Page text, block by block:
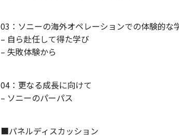
03：ソニーの海外オペレーションでの体験的な
– 自ら赴任して得た学び
– 失敗体験から
04：更なる成長に向けて
– ソニーのパーパス
■パネルディスカッション